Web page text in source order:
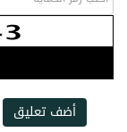
أضف تعليق